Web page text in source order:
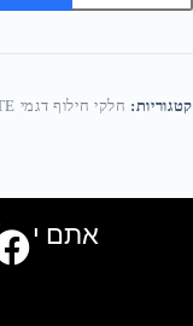
קטגוריות: חלקי חילוף דגמי NOTE
אתם